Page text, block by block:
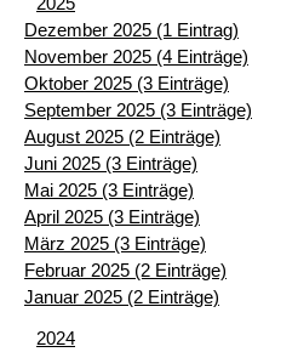
Dezember 2025 (1 Eintrag)
November 2025 (4 Einträge)
Oktober 2025 (3 Einträge)
September 2025 (3 Einträge)
August 2025 (2 Einträge)
Juni 2025 (3 Einträge)
Mai 2025 (3 Einträge)
April 2025 (3 Einträge)
März 2025 (3 Einträge)
Februar 2025 (2 Einträge)
Januar 2025 (2 Einträge)
2024